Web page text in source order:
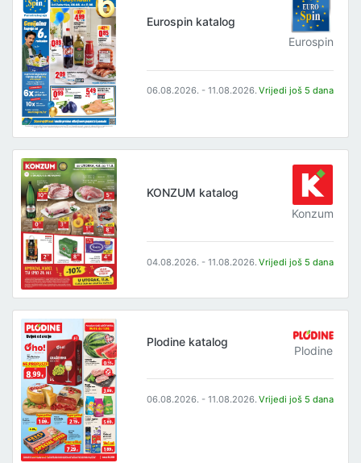
Eurospin katalog
Eurospin
06.08.2026. - 11.08.2026. Vrijedi još 5 dana
KONZUM katalog
Konzum
04.08.2026. - 11.08.2026. Vrijedi još 5 dana
Plodine katalog
Plodine
06.08.2026. - 11.08.2026. Vrijedi još 5 dana